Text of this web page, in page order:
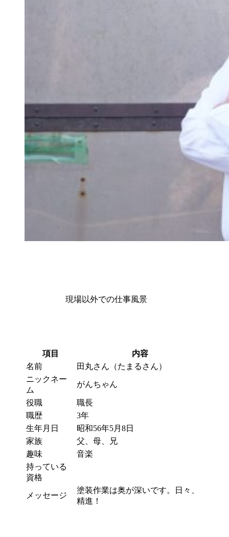
現場以外での仕事風景
項目
内容
名前
田丸さん（たまるさん）
ニックネー
ム
がんちゃん
役職
職長
職歴
3年
生年月日
昭和56年5月8日
家族
父、母、兄
趣味
音楽
持っている
資格
メッセージ
塗装作業は奥が深いです。日々、
精進！